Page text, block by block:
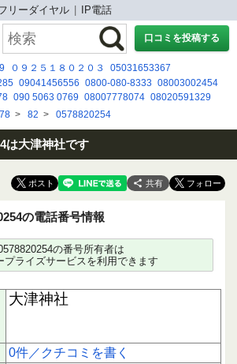
リーダイヤル IP電話
口コミを投稿する
０９２５１８０２０３
05031653367
09041456556 0800-080-8333 08003002454
090 5063 0769 08007778074 08020591329
08009190698 08080884329
05017830162 08029411032 03-6851-5680
> 82 > 0578820254
は大津神社です
共有
の電話番号情報
の番号所有者は
プライズサービスを利用できます
大津神社
0件／クチコミを書く